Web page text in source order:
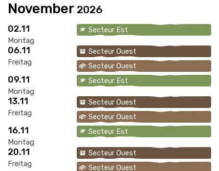
November 2026
02.11
Montag
Secteur Est
06.11
Freitag
Secteur Ouest
Secteur Ouest
09.11
Montag
Secteur Est
13.11
Freitag
Secteur Ouest
Secteur Ouest
16.11
Montag
Secteur Est
20.11
Freitag
Secteur Ouest
Secteur Ouest